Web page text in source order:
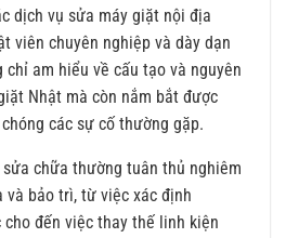
dịch vụ sửa máy giặt nội địa
viên chuyên nghiệp và dày dạn
chỉ am hiểu về cấu tạo và nguyên
Nhật mà còn nắm bắt được
các sự cố thường gặp.
chữa thường tuân thủ nghiêm
và bảo trì, từ việc xác định
cho đến việc thay thế linh kiện